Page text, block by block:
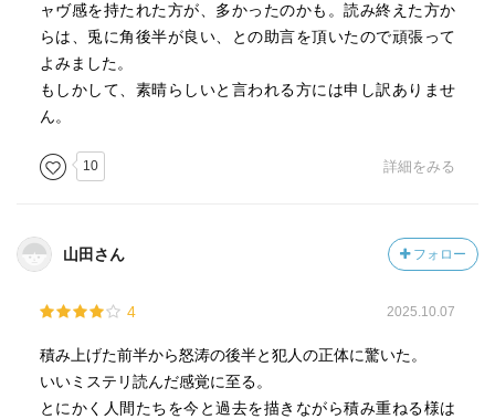
ャヴ感を持たれた方が、多かったのかも。読み終えた方か
らは、兎に角後半が良い、との助言を頂いたので頑張って
よみました。
もしかして、素晴らしいと言われる方には申し訳ありませ
ん。
10 詳細をみる
山田さん フォロー
4 2025.10.07
積み上げた前半から怒涛の後半と犯人の正体に驚いた。
いいミステリ読んだ感覚に至る。
とにかく人間たちを今と過去を描きながら積み重ねる様は